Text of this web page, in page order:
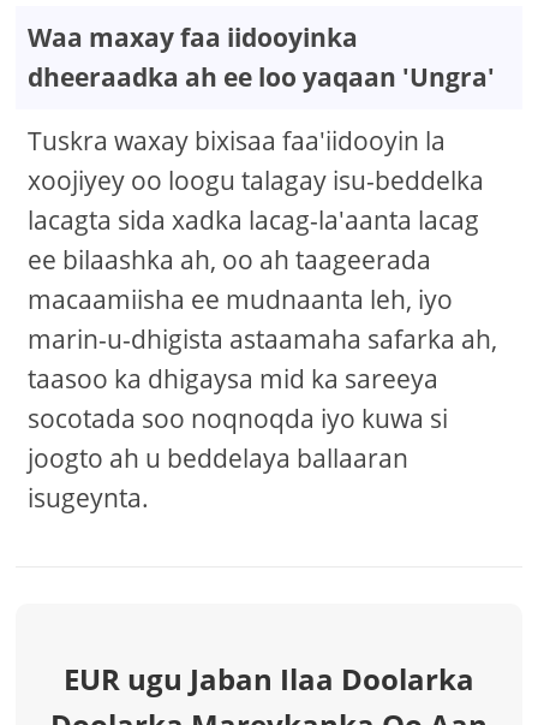
Waa maxay faa iidooyinka
dheeraadka ah ee loo yaqaan 'Ungra'
Tuskra waxay bixisaa faa'iidooyin la
xoojiyey oo loogu talagay isu-beddelka
lacagta sida xadka lacag-la'aanta lacag
ee bilaashka ah, oo ah taageerada
macaamiisha ee mudnaanta leh, iyo
marin-u-dhigista astaamaha safarka ah,
taasoo ka dhigaysa mid ka sareeya
socotada soo noqnoqda iyo kuwa si
joogto ah u beddelaya ballaaran
isugeynta.
EUR ugu Jaban Ilaa Doolarka